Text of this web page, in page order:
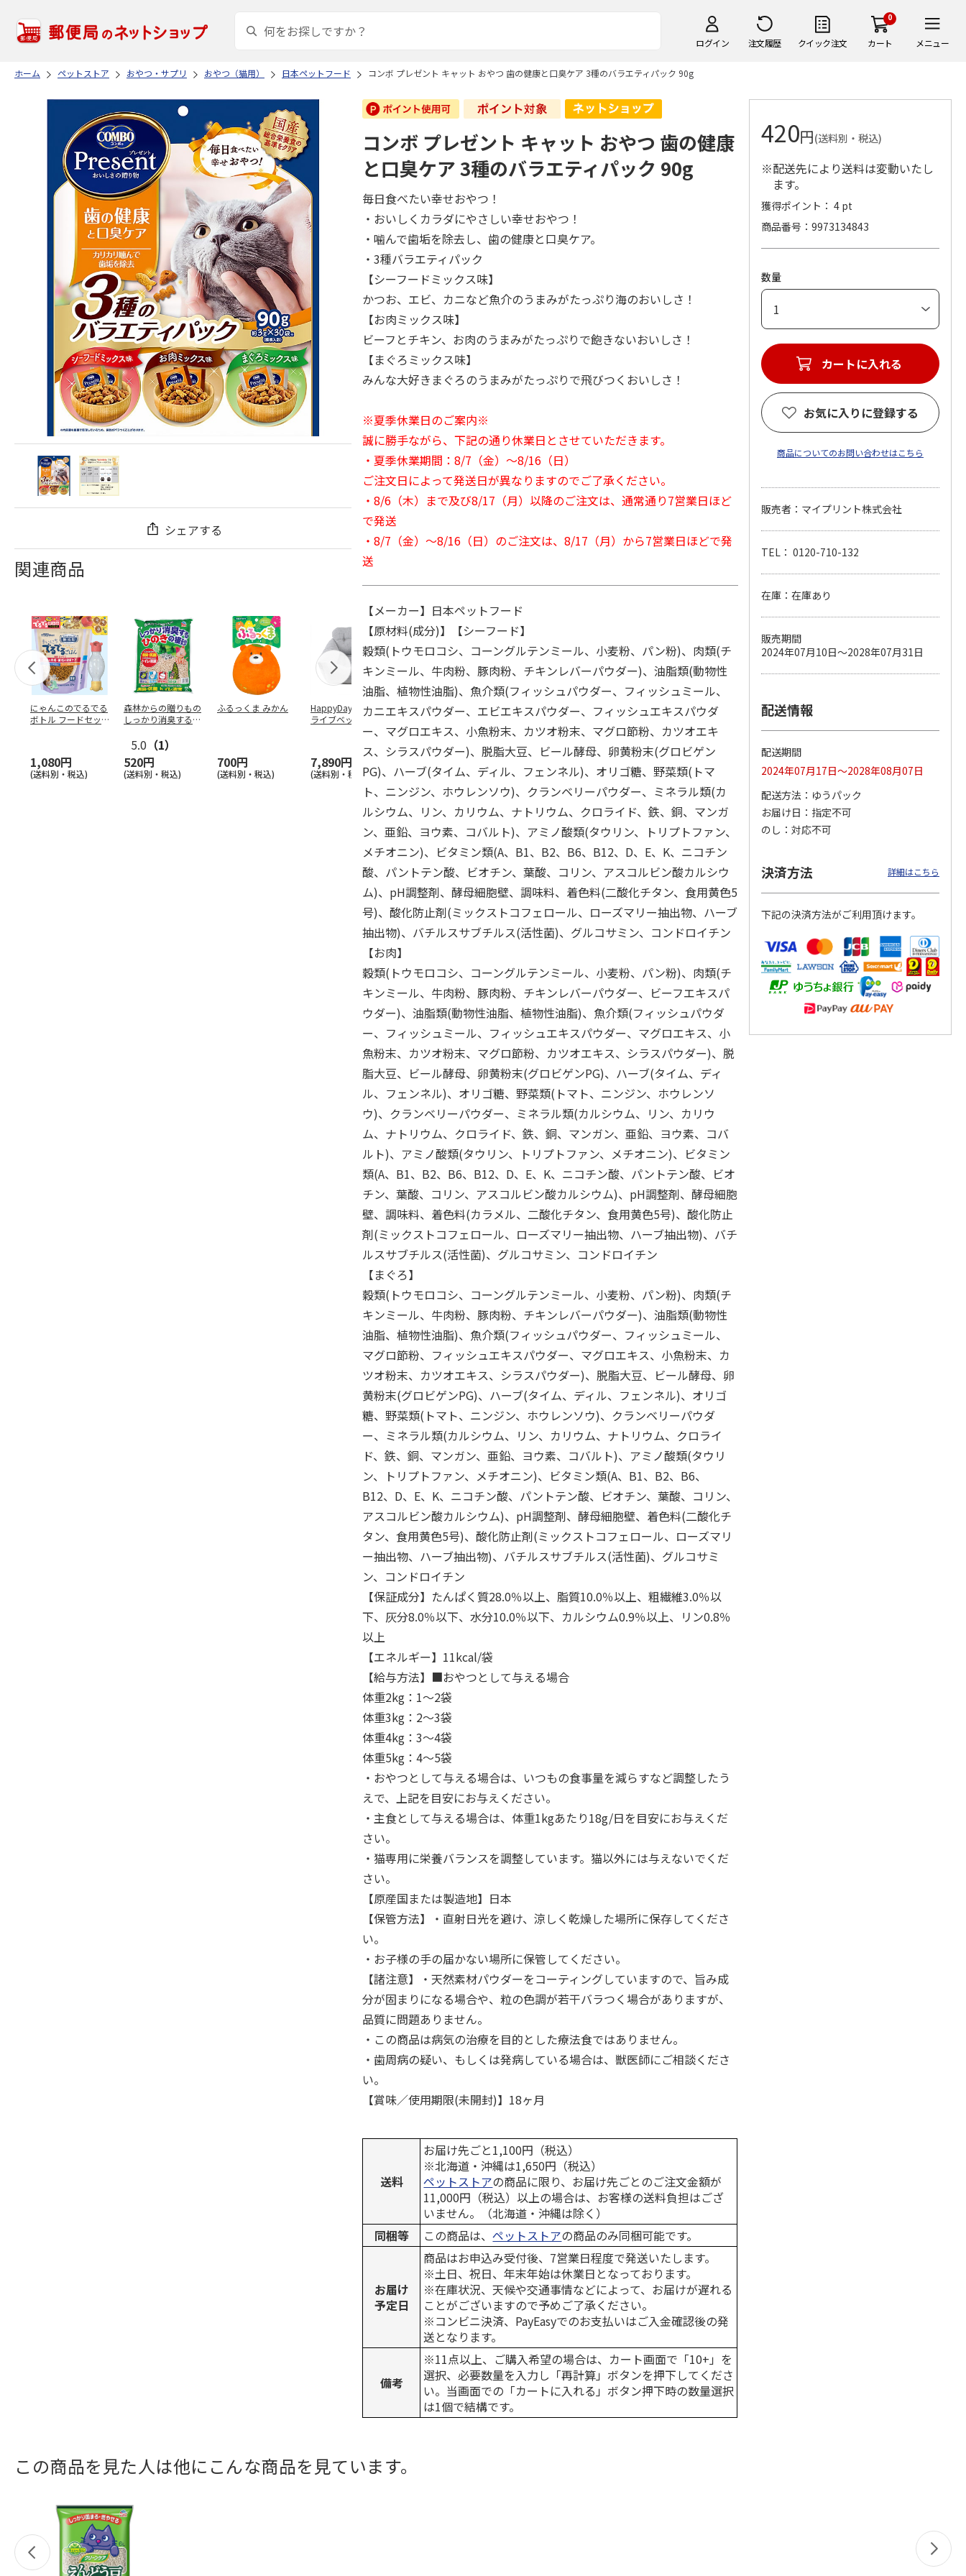
ログイン 注文履歴 クイック注文
0
カート メニュー
ホーム ペットストア おやつ・サプリ おやつ（猫用） 日本ペットフード コンボ プレゼント キャット おやつ 歯の健康と口臭ケア 3種のバラエティパック 90g
シェアする
関連商品
にゃんこのでるでる
ボトル フードセッ
1,080円
(送料別・税込)
森林からの贈りもの
しっかり消臭するひ
5.0 （1）
520円
(送料別・税込)
ふるっくま みかん
700円
(送料別・税込)
HappyDays 2wayド
ライブベッド グレ
7,890円
(送料別・税込)
獣医師開発 ニオイ
をとる砂専用 猫ト
イレ ナチュラルグ
1,550円
(送料別・税込)
デオトイレ 飛び散
らない消臭・抗菌サ
ンド 4L
1,320円
(送料別・税込)
無添加良品 カムカ
ムデンタルコーン
ぐるぐるボーン型 S
470円
(送料別・税込)
銀のスプーン パウ
チ 健康に育つ子ね
こ用 まぐろ・かつ
120円
(送料別・税込)
ペット線香 虹のか
なた フルーティフ
ローラルの香り
590円
(送料別・税込)
100円
(送料別・税込)
コンボ プレゼント キャット おやつ 歯の健康
と口臭ケア 3種のバラエティパック 90g
毎日食べたい幸せおやつ！
・おいしくカラダにやさしい幸せおやつ！
・噛んで歯垢を除去し、歯の健康と口臭ケア。
・3種バラエティパック
【シーフードミックス味】
かつお、エビ、カニなど魚介のうまみがたっぷり海のおいしさ！
【お肉ミックス味】
ビーフとチキン、お肉のうまみがたっぷりで飽きないおいしさ！
【まぐろミックス味】
みんな大好きまぐろのうまみがたっぷりで飛びつくおいしさ！
※夏季休業日のご案内※
誠に勝手ながら、下記の通り休業日とさせていただきます。
・夏季休業期間：8/7（金）～8/16（日）
ご注文日によって発送日が異なりますのでご了承ください。
・8/6（木）まで及び8/17（月）以降のご注文は、通常通り7営業日ほど
で発送
・8/7（金）～8/16（日）のご注文は、8/17（月）から7営業日ほどで発
送
【メーカー】日本ペットフード
【原材料(成分)】【シーフード】
穀類(トウモロコシ、コーングルテンミール、小麦粉、パン粉)、肉類(チ
キンミール、牛肉粉、豚肉粉、チキンレバーパウダー)、油脂類(動物性
油脂、植物性油脂)、魚介類(フィッシュパウダー、フィッシュミール、
カニエキスパウダー、エビエキスパウダー、フィッシュエキスパウダ
ー、マグロエキス、小魚粉末、カツオ粉末、マグロ節粉、カツオエキ
ス、シラスパウダー)、脱脂大豆、ビール酵母、卵黄粉末(グロビゲン
PG)、ハーブ(タイム、ディル、フェンネル)、オリゴ糖、野菜類(トマ
ト、ニンジン、ホウレンソウ)、クランベリーパウダー、ミネラル類(カ
ルシウム、リン、カリウム、ナトリウム、クロライド、鉄、銅、マンガ
ン、亜鉛、ヨウ素、コバルト)、アミノ酸類(タウリン、トリプトファン、
メチオニン)、ビタミン類(A、B1、B2、B6、B12、D、E、K、ニコチン
酸、パントテン酸、ビオチン、葉酸、コリン、アスコルビン酸カルシウ
ム)、pH調整剤、酵母細胞壁、調味料、着色料(二酸化チタン、食用黄色5
号)、酸化防止剤(ミックストコフェロール、ローズマリー抽出物、ハーブ
抽出物)、バチルスサブチルス(活性菌)、グルコサミン、コンドロイチン
【お肉】
穀類(トウモロコシ、コーングルテンミール、小麦粉、パン粉)、肉類(チ
キンミール、牛肉粉、豚肉粉、チキンレバーパウダー、ビーフエキスパ
ウダー)、油脂類(動物性油脂、植物性油脂)、魚介類(フィッシュパウダ
ー、フィッシュミール、フィッシュエキスパウダー、マグロエキス、小
魚粉末、カツオ粉末、マグロ節粉、カツオエキス、シラスパウダー)、脱
脂大豆、ビール酵母、卵黄粉末(グロビゲンPG)、ハーブ(タイム、ディ
ル、フェンネル)、オリゴ糖、野菜類(トマト、ニンジン、ホウレンソ
ウ)、クランベリーパウダー、ミネラル類(カルシウム、リン、カリウ
ム、ナトリウム、クロライド、鉄、銅、マンガン、亜鉛、ヨウ素、コバ
ルト)、アミノ酸類(タウリン、トリプトファン、メチオニン)、ビタミン
類(A、B1、B2、B6、B12、D、E、K、ニコチン酸、パントテン酸、ビオ
チン、葉酸、コリン、アスコルビン酸カルシウム)、pH調整剤、酵母細胞
壁、調味料、着色料(カラメル、二酸化チタン、食用黄色5号)、酸化防止
剤(ミックストコフェロール、ローズマリー抽出物、ハーブ抽出物)、バチ
ルスサブチルス(活性菌)、グルコサミン、コンドロイチン
【まぐろ】
穀類(トウモロコシ、コーングルテンミール、小麦粉、パン粉)、肉類(チ
キンミール、牛肉粉、豚肉粉、チキンレバーパウダー)、油脂類(動物性
油脂、植物性油脂)、魚介類(フィッシュパウダー、フィッシュミール、
マグロ節粉、フィッシュエキスパウダー、マグロエキス、小魚粉末、カ
ツオ粉末、カツオエキス、シラスパウダー)、脱脂大豆、ビール酵母、卵
黄粉末(グロビゲンPG)、ハーブ(タイム、ディル、フェンネル)、オリゴ
糖、野菜類(トマト、ニンジン、ホウレンソウ)、クランベリーパウダ
ー、ミネラル類(カルシウム、リン、カリウム、ナトリウム、クロライ
ド、鉄、銅、マンガン、亜鉛、ヨウ素、コバルト)、アミノ酸類(タウリ
ン、トリプトファン、メチオニン)、ビタミン類(A、B1、B2、B6、
B12、D、E、K、ニコチン酸、パントテン酸、ビオチン、葉酸、コリン、
アスコルビン酸カルシウム)、pH調整剤、酵母細胞壁、着色料(二酸化チ
タン、食用黄色5号)、酸化防止剤(ミックストコフェロール、ローズマリ
ー抽出物、ハーブ抽出物)、バチルスサブチルス(活性菌)、グルコサミ
ン、コンドロイチン
【保証成分】たんぱく質28.0％以上、脂質10.0％以上、粗繊維3.0％以
下、灰分8.0％以下、水分10.0％以下、カルシウム0.9％以上、リン0.8％
以上
【エネルギー】11kcal/袋
【給与方法】■おやつとして与える場合
体重2kg：1～2袋
体重3kg：2～3袋
体重4kg：3～4袋
体重5kg：4～5袋
・おやつとして与える場合は、いつもの食事量を減らすなど調整したう
えで、上記を目安にお与えください。
・主食として与える場合は、体重1kgあたり18g/日を目安にお与えくだ
さい。
・猫専用に栄養バランスを調整しています。猫以外には与えないでくだ
さい。
【原産国または製造地】日本
【保管方法】・直射日光を避け、涼しく乾燥した場所に保存してくださ
い。
・お子様の手の届かない場所に保管してください。
【諸注意】・天然素材パウダーをコーティングしていますので、旨み成
分が固まりになる場合や、粒の色調が若干バラつく場合がありますが、
品質に問題ありません。
・この商品は病気の治療を目的とした療法食ではありません。
・歯周病の疑い、もしくは発病している場合は、獣医師にご相談くださ
い。
【賞味／使用期限(未開封)】18ヶ月
送料
お届け先ごと1,100円（税込）
※北海道・沖縄は1,650円（税込）
ペットストアの商品に限り、お届け先ごとのご注文金額が
11,000円（税込）以上の場合は、お客様の送料負担はござ
いません。（北海道・沖縄は除く）
同梱等
この商品は、ペットストアの商品のみ同梱可能です。
お届け
予定日
商品はお申込み受付後、7営業日程度で発送いたします。
※土日、祝日、年末年始は休業日となっております。
※在庫状況、天候や交通事情などによって、お届けが遅れる
ことがございますので予めご了承ください。
※コンビニ決済、PayEasyでのお支払いはご入金確認後の発
送となります。
備考
※11点以上、ご購入希望の場合は、カート画面で「10+」を
選択、必要数量を入力し「再計算」ボタンを押下してくださ
い。当画面での「カートに入れる」ボタン押下時の数量選択
は1個で結構です。
420円(送料別・税込)
※配送先により送料は変動いたし
ます。
獲得ポイント： 4 pt
商品番号
9973134843
数量
カートに入れる
お気に入りに登録する
商品についてのお問い合わせはこちら
販売者：マイプリント株式会社
TEL： 0120-710-132
在庫：在庫あり
販売期間
2024年07月10日～2028年07月31日
配送情報
配送期間
2024年07月17日～2028年08月07日
配送方法
ゆうパック
お届け日
指定不可
のし
対応不可
決済方法 詳細はこちら
下記の決済方法がご利用頂けます。
この商品を見た人は他にこんな商品を見ています。